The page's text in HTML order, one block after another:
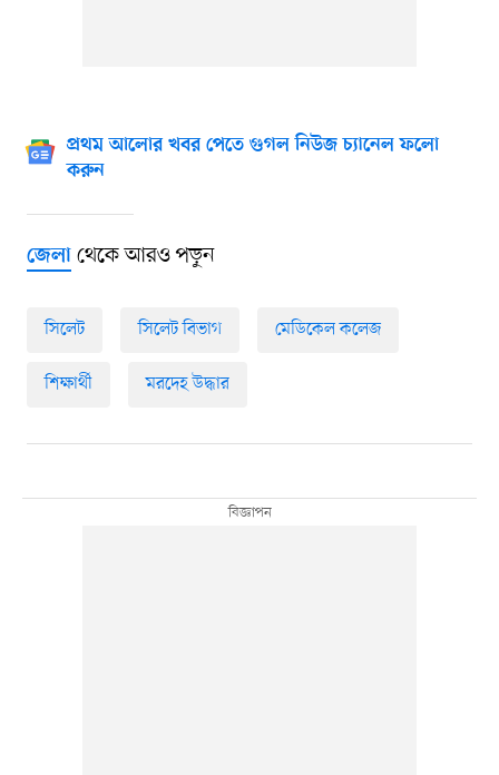
প্রথম আলোর খবর পেতে গুগল নিউজ চ্যানেল ফলো
করুন
জেলাথেকে আরও পড়ুন
সিলেট সিলেট বিভাগ মেডিকেল কলেজ
শিক্ষার্থী মরদেহ উদ্ধার